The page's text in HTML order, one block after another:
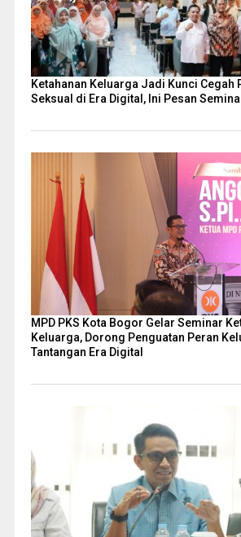
Ketahanan Keluarga Jadi Kunci Cegah
Seksual di Era Digital, Ini Pesan
MPD PKS Kota Bogor Gelar Seminar
Keluarga, Dorong Penguatan Peran
Tantangan Era Digital